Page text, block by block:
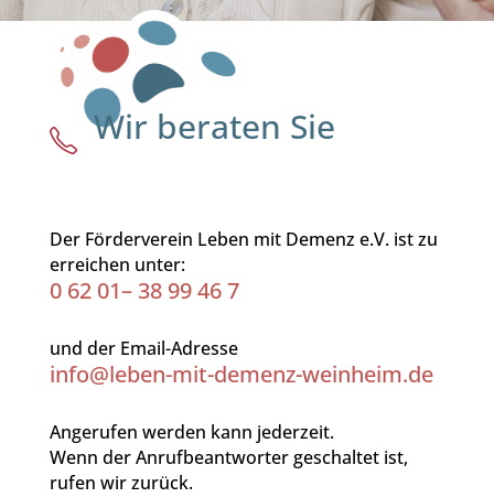
Wir beraten Sie
Der Förderverein Leben mit Demenz e.V. ist zu
erreichen unter:
0 62 01– 38 99 46 7
und der Email-Adresse
info@leben-mit-demenz-weinheim.de
Angerufen werden kann jederzeit.
Wenn der Anrufbeantworter geschaltet ist,
rufen wir zurück.